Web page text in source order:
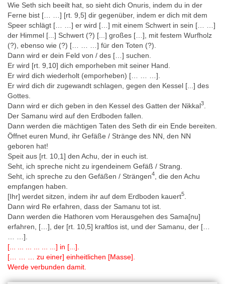
Wie Seth sich beeilt hat, so sieht dich Onuris, indem du in der
Ferne bist [… …] [rt. 9,5] dir gegenüber, indem er dich mit dem
Speer schlägt [… …] er wird […] mit einem Schwert in sein [… …]
der Himmel [...] Schwert (?) [...] großes […], mit festem Wurfholz
(?), ebenso wie (?) [… … …] für den Toten (?).
Dann wird er dein Feld von / des […] suchen.
Er wird [rt. 9,10] dich emporheben mit seiner Hand.
Er wird dich wiederholt (emporheben) [… … …].
Er wird dich dir zugewandt schlagen, gegen den Kessel [...] des
Gottes.
Dann wird er dich geben in den Kessel des Gatten der Nikkal3
Der Samanu wird auf den Erdboden fallen.
Dann werden die mächtigen Taten des Seth dir ein Ende bereiten.
Öffnet euren Mund, ihr Gefäße / Stränge des NN, den NN
geboren hat!
Speit aus [rt. 10,1] den Achu, der in euch ist.
Seht, ich spreche nicht zu irgendeinem Gefäß / Strang.
Seht, ich spreche zu den Gefäßen / Strängen4
, die den Achu
empfangen haben.
[Ihr] werdet sitzen, indem ihr auf dem Erdboden kauert5
Dann wird Re erfahren, dass der Samanu tot ist.
Dann werden die Hathoren vom Herausgehen des Sama[nu]
erfahren, […], der [rt. 10,5] kraftlos ist, und der Samanu, der […
… …].
[... ... ... ... ... ...] in [...].
[… … … zu einer] einheitlichen [Masse].
Werde verbunden damit.